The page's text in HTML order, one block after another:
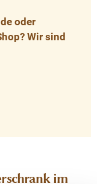
oder
Wir sind
im